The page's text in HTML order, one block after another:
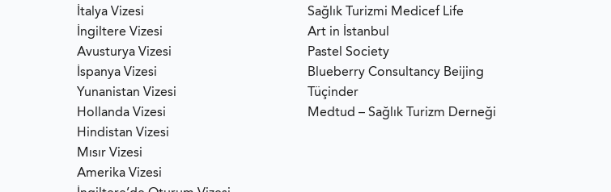
İtalya Vizesi
İngiltere Vizesi
Avusturya Vizesi
İspanya Vizesi
Yunanistan Vizesi
Hollanda Vizesi
Hindistan Vizesi
Mısır Vizesi
Amerika Vizesi
Sağlık Turizmi Medicef Life
Art in İstanbul
Pastel Society
Blueberry Consultancy Beijing
Tüçinder
Medtud – Sağlık Turizm Derneği